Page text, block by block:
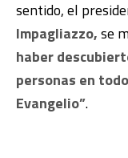
sentido, el
Impagliazzo,se
haber
personas en
Evangelio”.